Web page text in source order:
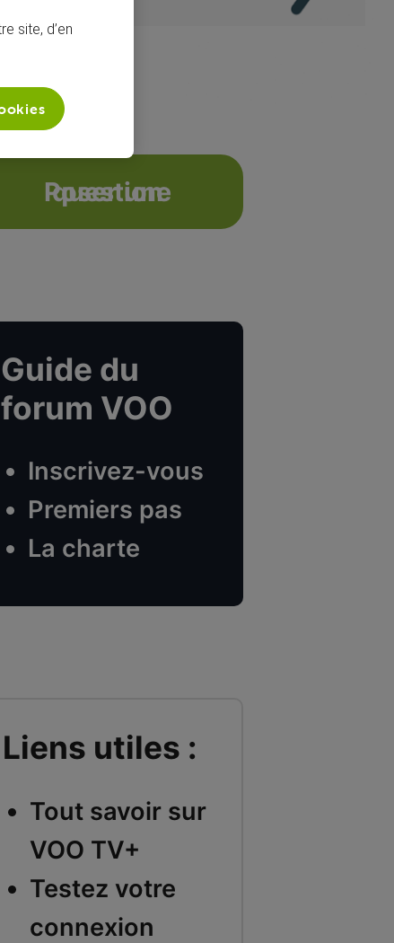
Poser une question
Guide du
forum VOO
Inscrivez-vous
Premiers pas
La charte
Liens utiles :
Tout savoir sur
VOO TV+
Testez votre
connexion
site, d’en